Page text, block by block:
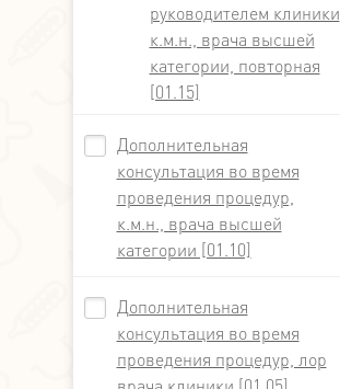
руководителем клиники
к.м.н., врача высшей
категории, повторная
[01.15]
Дополнительная
консультация во время
проведения процедур,
к.м.н., врача высшей
категории [01.10]
Дополнительная
консультация во время
проведения процедур, лор